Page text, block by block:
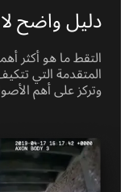
دليل واضح
التقط ما هو أكثر
المتقدمة التي
وتركز على أهم